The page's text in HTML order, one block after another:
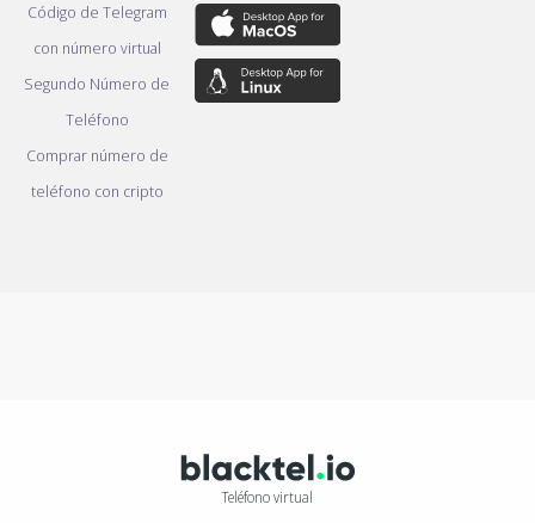
Código de Telegram
con número virtual
Segundo Número de
Teléfono
Comprar número de
teléfono con cripto
Teléfono virtual